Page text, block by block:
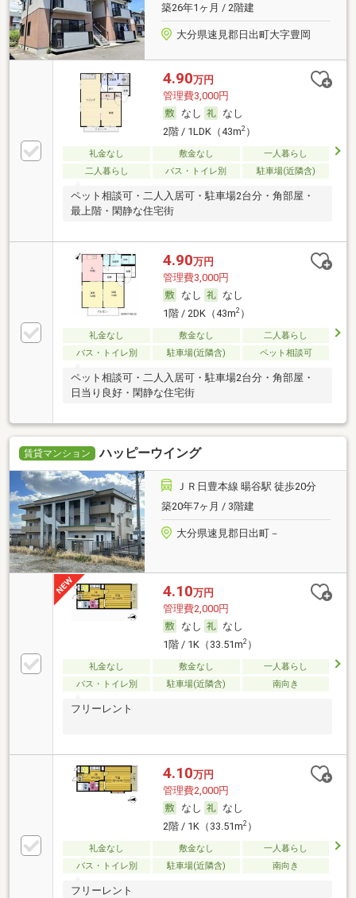
築26年1ヶ月 / 2階建
大分県速見郡日出町大字豊岡
4.90万円
管理費3,000円
なし
なし
2階 / 1LDK（43m2）
礼金なし 敷金なし
一人暮らし
二人暮らし
バス・トイレ別 駐車場(近隣含)
ペット相談可・二人入居可・駐車場2台分・角部屋・
最上階・閑静な住宅街
4.90万円
管理費3,000円
なし
なし
1階 / 2DK（43m2）
礼金なし 敷金なし
二人暮らし
バス・トイレ別
駐車場(近隣含) ペット相談可
ペット相談可・二人入居可・駐車場2台分・角部屋・
日当り良好・閑静な住宅街
賃貸マンション ハッピーウイング
ＪＲ日豊本線 暘谷駅 徒歩20分
築20年7ヶ月 / 3階建
大分県速見郡日出町－
4.10万円
管理費2,000円
なし
なし
1階 / 1K（33.51m2）
礼金なし 敷金なし
一人暮らし
バス・トイレ別
駐車場(近隣含) 南向き
フリーレント
4.10万円
管理費2,000円
なし
なし
2階 / 1K（33.51m2）
礼金なし 敷金なし
一人暮らし
バス・トイレ別
駐車場(近隣含) 南向き
フリーレント